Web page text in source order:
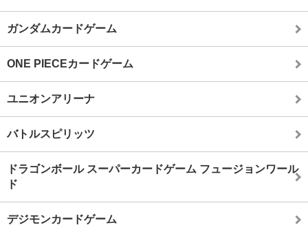
ガンダムカードゲーム
ONE PIECEカードゲーム
ユニオンアリーナ
バトルスピリッツ
ドラゴンボール スーパーカードゲーム フュージョンワール
ド
デジモンカードゲーム